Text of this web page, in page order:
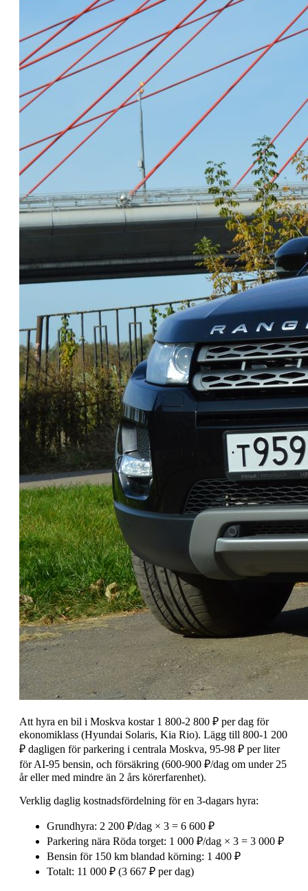
Att hyra en bil i Moskva kostar 1 800-2 800 ₽ per dag för
ekonomiklass (Hyundai Solaris, Kia Rio). Lägg till 800-1 200
₽ dagligen för parkering i centrala Moskva, 95-98 ₽ per liter
för AI-95 bensin, och försäkring (600-900 ₽/dag om under 25
år eller med mindre än 2 års körerfarenhet).
Verklig daglig kostnadsfördelning för en 3-dagars hyra:
Grundhyra: 2 200 ₽/dag × 3 = 6 600 ₽
Parkering nära Röda torget: 1 000 ₽/dag × 3 = 3 000 ₽
Bensin för 150 km blandad körning: 1 400 ₽
Totalt: 11 000 ₽ (3 667 ₽ per dag)